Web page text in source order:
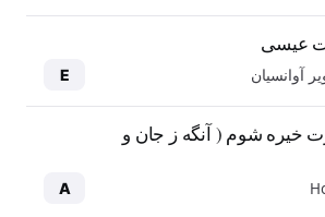
عیسی
آوانسیان E
خیره شوم ( آنگه ز جان و
A